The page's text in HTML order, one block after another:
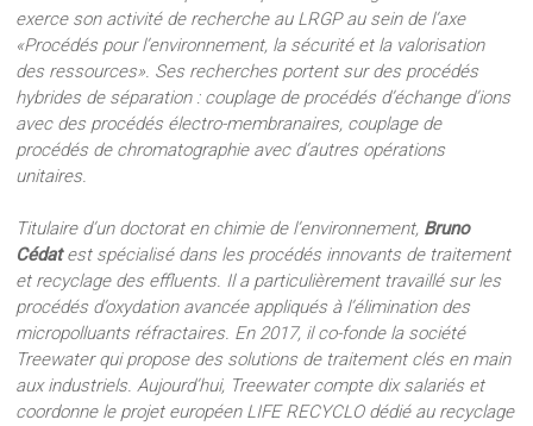
exerce son activité de recherche au LRGP au sein de l’axe
«Procédés pour l’environnement, la sécurité et la valorisation
des ressources». Ses recherches portent sur des procédés
hybrides de séparation : couplage de procédés d’échange d’ions
avec des procédés électro-membranaires, couplage de
procédés de chromatographie avec d’autres opérations
unitaires.
Titulaire d’un doctorat en chimie de l’environnement, Bruno
Cédatest spécialisé dans les procédés innovants de traitement
et recyclage des effluents. Il a particulièrement travaillé sur les
procédés d’oxydation avancée appliqués à l’élimination des
micropolluants réfractaires. En 2017, il co-fonde la société
Treewater qui propose des solutions de traitement clés en main
aux industriels. Aujourd’hui, Treewater compte dix salariés et
coordonne le projet européen LIFE RECYCLO dédié au recyclage